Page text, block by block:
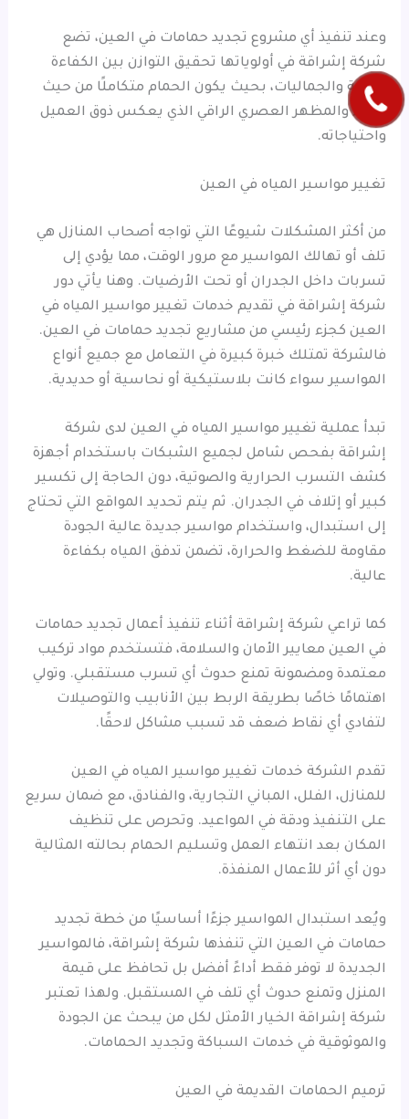
وعند تنفيذ أي مشروع تجديد حمامات في العين، تضع
شركة إشراقة في أولوياتها تحقيق التوازن بين الكفاءة
الفنية والجماليات، بحيث يكون الحمام متكاملًا من حيث
الأداء والمظهر العصري الراقي الذي يعكس ذوق العميل
واحتياجاته.
تغيير مواسير المياه في العين
من أكثر المشكلات شيوعًا التي تواجه أصحاب المنازل هي
تلف أو تهالك المواسير مع مرور الوقت، مما يؤدي إلى
تسربات داخل الجدران أو تحت الأرضيات. وهنا يأتي دور
شركة إشراقة في تقديم خدمات تغيير مواسير المياه في
العين كجزء رئيسي من مشاريع تجديد حمامات في العين.
فالشركة تمتلك خبرة كبيرة في التعامل مع جميع أنواع
المواسير سواء كانت بلاستيكية أو نحاسية أو حديدية.
تبدأ عملية تغيير مواسير المياه في العين لدى شركة
إشراقة بفحص شامل لجميع الشبكات باستخدام أجهزة
كشف التسرب الحرارية والصوتية، دون الحاجة إلى تكسير
كبير أو إتلاف في الجدران. ثم يتم تحديد المواقع التي تحتاج
إلى استبدال، واستخدام مواسير جديدة عالية الجودة
مقاومة للضغط والحرارة، تضمن تدفق المياه بكفاءة
عالية.
كما تراعي شركة إشراقة أثناء تنفيذ أعمال تجديد حمامات
في العين معايير الأمان والسلامة، فتستخدم مواد تركيب
معتمدة ومضمونة تمنع حدوث أي تسرب مستقبلي. وتولي
اهتمامًا خاصًا بطريقة الربط بين الأنابيب والتوصيلات
لتفادي أي نقاط ضعف قد تسبب مشاكل لاحقًا.
تقدم الشركة خدمات تغيير مواسير المياه في العين
للمنازل، الفلل، المباني التجارية، والفنادق، مع ضمان سريع
على التنفيذ ودقة في المواعيد. وتحرص على تنظيف
المكان بعد انتهاء العمل وتسليم الحمام بحالته المثالية
دون أي أثر للأعمال المنفذة.
ويُعد استبدال المواسير جزءًا أساسيًا من خطة تجديد
حمامات في العين التي تنفذها شركة إشراقة، فالمواسير
الجديدة لا توفر فقط أداءً أفضل بل تحافظ على قيمة
المنزل وتمنع حدوث أي تلف في المستقبل. ولهذا تعتبر
شركة إشراقة الخيار الأمثل لكل من يبحث عن الجودة
والموثوقية في خدمات السباكة وتجديد الحمامات.
ترميم الحمامات القديمة في العين